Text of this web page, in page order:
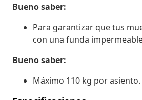
Bueno saber:
Para garantizar que tus
con una funda
Bueno saber:
Máximo 110 kg por asiento.